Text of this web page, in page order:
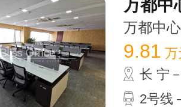
万都中
万都中
9.81 万
长 宁
2号线